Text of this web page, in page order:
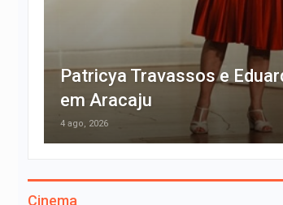
Patricya Travassos e
em Aracaju
4 ago, 2026
Cinema